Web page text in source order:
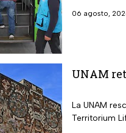
06 agosto,
UNAM
La UNAM
Territorium